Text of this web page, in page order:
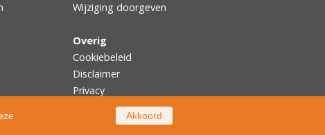
Akkoord
Wijziging doorgeven
Overig
Cookiebeleid
Disclaimer
Privacy